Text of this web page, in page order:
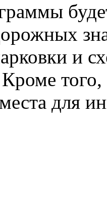
и
для